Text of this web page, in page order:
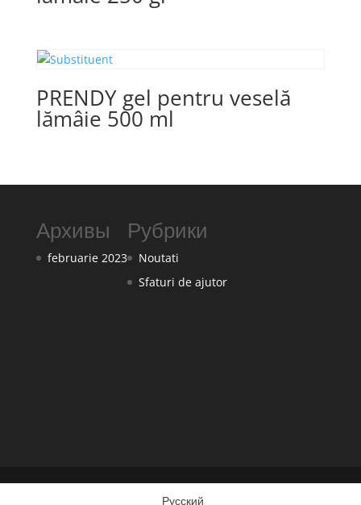
PRENDY gel pentru veselă
lămâie 500 ml
Архивы
februarie 2023
Рубрики
Noutati
Sfaturi de ajutor
Русский